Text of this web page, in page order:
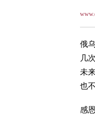
俄
几
未
也
感